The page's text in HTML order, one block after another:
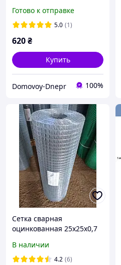
Готово к отправке
5.0 (1)
620₴
Купить
Domovoy-Dnepr 100%
Сетка сварная
оцинкованная 25х25х0,7
В наличии
4.2 (6)